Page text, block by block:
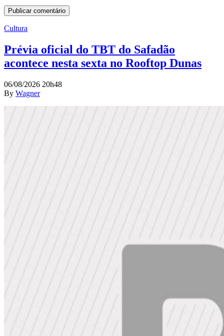
Cultura
Prévia oficial do TBT do Safadão
acontece nesta sexta no Rooftop Dunas
06/08/2026 20h48
By Wagner